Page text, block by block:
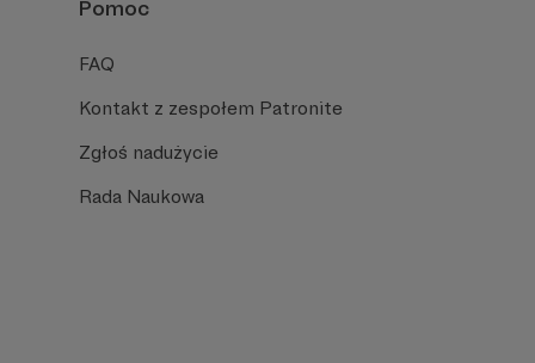
Pomoc
FAQ
Kontakt z zespołem Patronite
Zgłoś nadużycie
Rada Naukowa